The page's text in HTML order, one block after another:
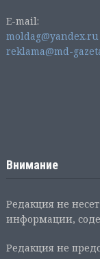
E-mail:
moldag@yandex.ru
reklama@md-
Внимание
Редакция не несет
информации,
Редакция не